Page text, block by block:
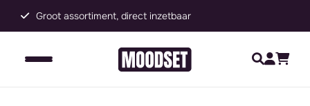
Groot assortiment, direct inzetbaar